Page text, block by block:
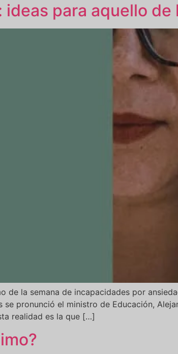
para aquello
de la semana de incapacidades por
pronunció el ministro de Educación,
realidad es la que […]